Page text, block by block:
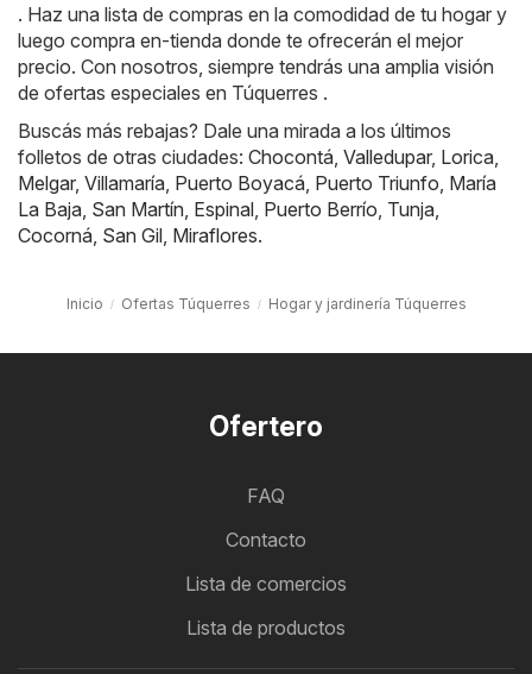
. Haz una lista de compras en la comodidad de tu hogar y
luego compra en-tienda donde te ofrecerán el mejor
precio. Con nosotros, siempre tendrás una amplia visión
de ofertas especiales en Túquerres .
Buscás más rebajas? Dale una mirada a los últimos
folletos de otras ciudades: Chocontá Valledupar, Lorica
Melgar, Villamaría Puerto Boyacá Puerto Triunfo María
La Baja San Martín Espinal Puerto Berrío Tunja
Cocorná San Gil Miraflores.
Inicio Ofertas Túquerres Hogar y jardinería Túquerres
Ofertero
FAQ
Contacto
Lista de comercios
Lista de productos